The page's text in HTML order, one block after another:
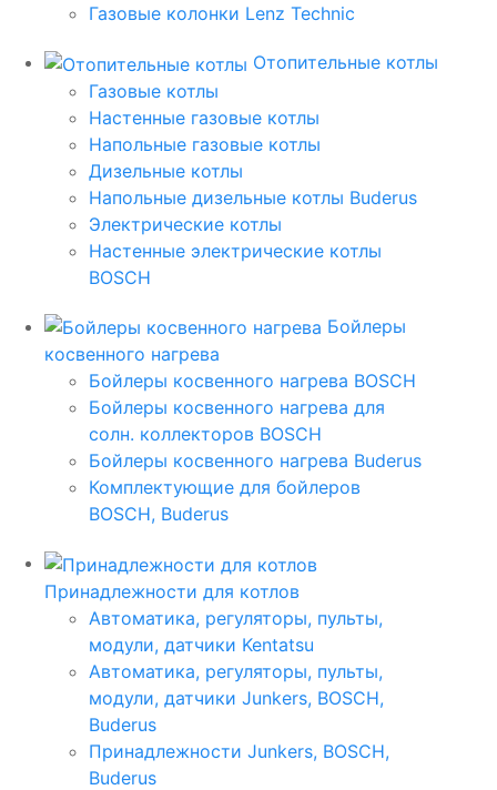
Газовые колонки Lenz Technic
Отопительные котлы
Газовые котлы
Настенные газовые котлы
Напольные газовые котлы
Дизельные котлы
Напольные дизельные котлы Buderus
Электрические котлы
Настенные электрические котлы
BOSCH
Бойлеры
косвенного нагрева
Бойлеры косвенного нагрева BOSCH
Бойлеры косвенного нагрева для
солн. коллекторов BOSCH
Бойлеры косвенного нагрева Buderus
Комплектующие для бойлеров
BOSCH, Buderus
Принадлежности для котлов
Автоматика, регуляторы, пульты,
модули, датчики Kentatsu
Автоматика, регуляторы, пульты,
модули, датчики Junkers, BOSCH,
Buderus
Принадлежности Junkers, BOSCH,
Buderus